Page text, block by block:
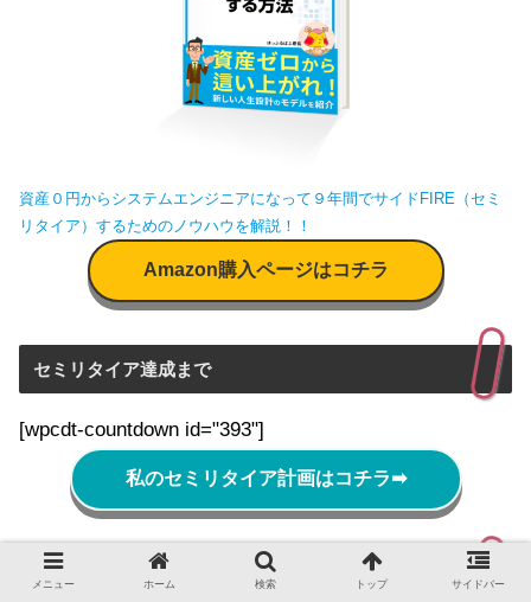
資産０円からシステムエンジニアになって９年間でサイドFIRE（セミ
リタイア）するためのノウハウを解説！！
Amazon購入ページはコチラ
セミリタイア達成まで
[wpcdt-countdown id="393"]
私のセミリタイア計画はコチラ➡
人気ランキング
メニュー ホーム 検索 トップ サイドバー